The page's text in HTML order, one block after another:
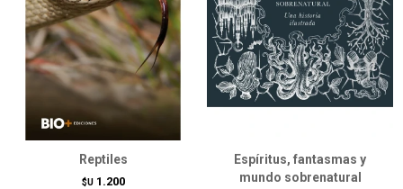
Reptiles
$U 1.200
Espíritus, fantasmas y
mundo sobrenatural